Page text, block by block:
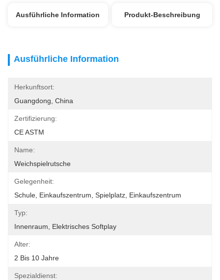
Ausführliche Information Produkt-Beschreibung
Ausführliche Information
Herkunftsort:
Guangdong, China
Zertifizierung:
CE ASTM
Name:
Weichspielrutsche
Gelegenheit:
Schule, Einkaufszentrum, Spielplatz, Einkaufszentrum
Typ:
Innenraum, Elektrisches Softplay
Alter:
2 Bis 10 Jahre
Spezialdienst: